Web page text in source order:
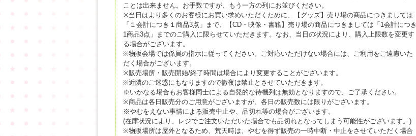
ことは出来ません。お手数ですが、もう一方の列にお並びください。
※当日はより多くのお客様にお買い求めいただくために、【グッズ】売り場の商品につきましては
「１会計につき１商品3点」 まで、【CD・映像・書籍】売り場の商品につきましては 「1会計につき
1商品3点」 までのご購入に限らせていただきます。なお、当日の状況により、購入上限数を変更す
る場合がございます。
※物販会場では係員の指示に従ってください。ご対応いただけない場合には、ご利用をご遠慮いた
だく場合がございます。
※販売場所・販売開始/終了時間は場合により変更することがございます。
※近隣のご迷惑にもなりますので徹夜は禁止とさせていただきます。
※いかなる場合もお客様同士による自発的な待機列は無効となりますので、ご了承ください。
※商品は各日販売分のご用意がございますが、各日の販売数には限りがございます。
※やむをえない事情による販売中止や、品切れ等の場合がございます。
(在庫状況により、レジでご注文いただいた場合でも品切れとなってしまう可能性がございます。)
※物販場所は屋外となるため、荒天時は、やむを得ず販売の一時中断・中止をさせていただく場合